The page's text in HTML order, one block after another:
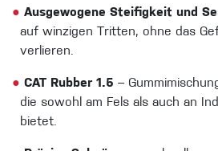
● Ausgewogene Steifigkeit und
auf winzigen Tritten, ohne das
verlieren.
● CAT Rubber 1.5 –
die sowohl am Fels als auch an
bietet.